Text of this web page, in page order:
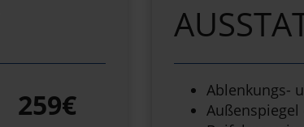
259€
Ablenkungs-